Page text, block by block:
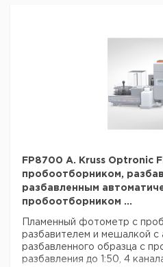
28
Данные для перевозки
Страна происхождения:
FP8700 A. Kruss Optronic
пробоотборником,
разбавленным
пробоотборником ...
Пламенный фотометр с
разбавителем и мешалкой с
разбавленного образца с
разбавления до
1:50, 4